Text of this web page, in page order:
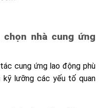
nhà cung ứng
cung ứng lao động phù
kỹ lưỡng các yếu tố quan